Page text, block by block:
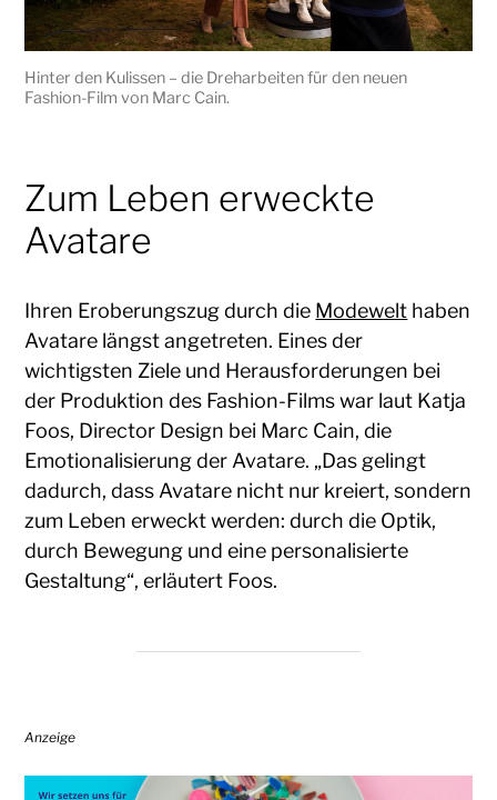
Hinter den Kulissen – die Dreharbeiten für den neuen
Fashion-Film von Marc Cain.
Zum Leben erweckte
Avatare
Ihren Eroberungszug durch die Modewelt haben
Avatare längst angetreten. Eines der
wichtigsten Ziele und Herausforderungen bei
der Produktion des Fashion-Films war laut Katja
Foos, Director Design bei Marc Cain, die
Emotionalisierung der Avatare. „Das gelingt
dadurch, dass Avatare nicht nur kreiert, sondern
zum Leben erweckt werden: durch die Optik,
durch Bewegung und eine personalisierte
Gestaltung“, erläutert Foos.
Anzeige